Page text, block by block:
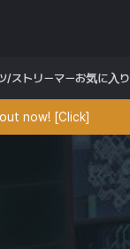
/ストリーマーお気に入り
now! [Click]